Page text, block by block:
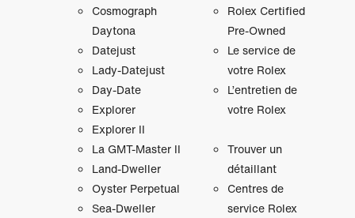
Cosmograph
Daytona
Datejust
Lady‑Datejust
Day‑Date
Explorer
Explorer II
La GMT‑Master II
Land-Dweller
Oyster Perpetual
Sea-Dweller
Rolex Certified
Pre-Owned
Le service de
votre Rolex
L’entretien de
votre Rolex
Trouver un
détaillant
Centres de
service Rolex